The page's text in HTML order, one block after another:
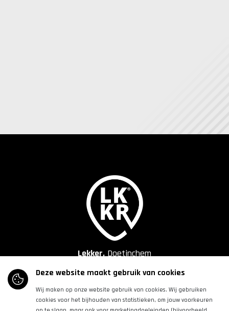
Lekker,Doetinchem
Contact
Walstraat 72
Deze website maakt gebruik van cookies
Wij maken op onze website gebruik van cookies. Wij gebruiken
cookies voor het bijhouden van statistieken, om jouw voorkeuren